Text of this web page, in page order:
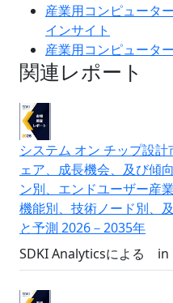
産業用コンピュータ
インサイト
産業用コンピュータ
関連レポート
システム オン チップ設
ェア、成長機会、及び傾
ン別、エンドユーザー産
機能別、技術ノード別、
と予測 2026－2035年
SDKI Analyticsによる
in